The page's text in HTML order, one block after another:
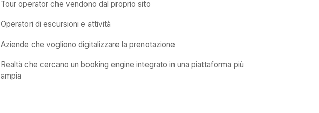
Tour operator che vendono dal proprio sito
Operatori di escursioni e attività
Aziende che vogliono digitalizzare la prenotazione
Realtà che cercano un booking engine integrato in una piattaforma più
ampia